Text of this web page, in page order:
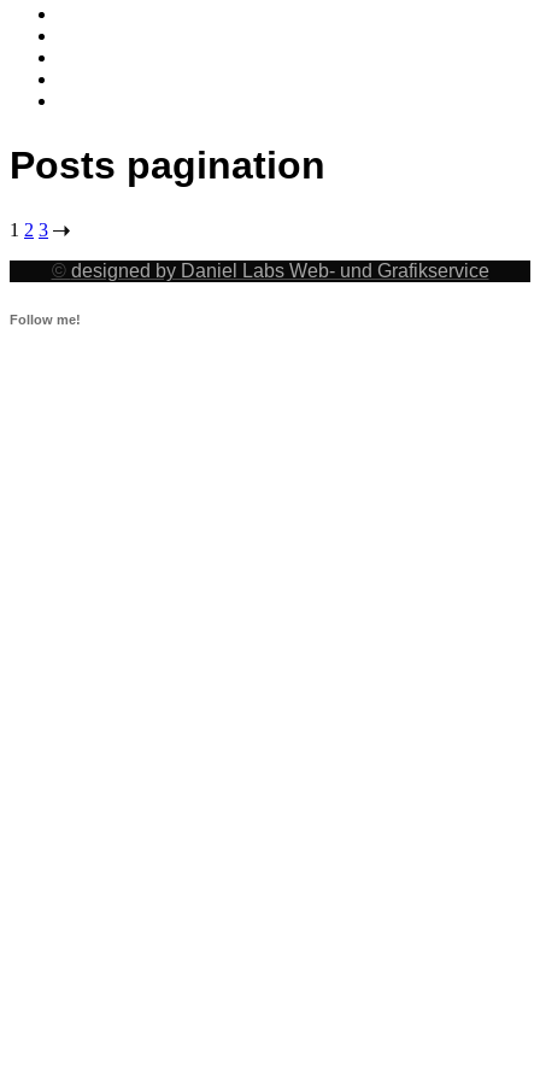
Posts pagination
1 2 3
© designed by Daniel Labs Web- und Grafikservice
Follow me!